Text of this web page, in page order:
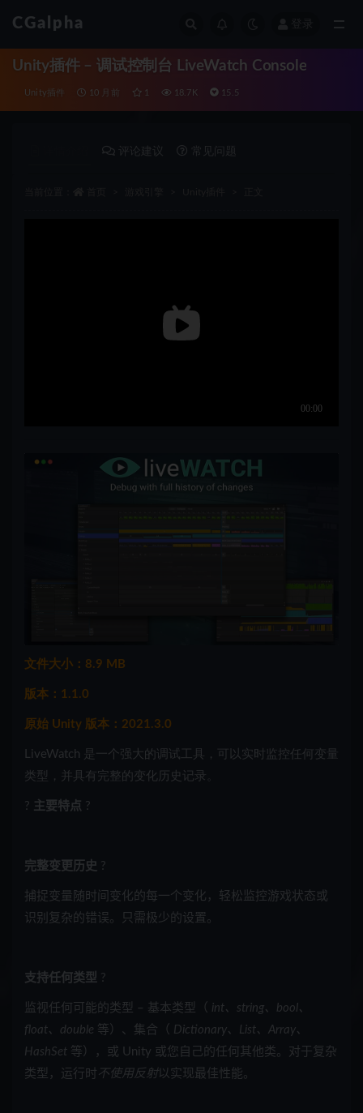
CGalpha
Unity插件 – 调试控制台 LiveWatch Console
Unity插件 10 月前 1 18.7K 15.5
评论建议 常见问题
文件大小：8.9 MB
版本：1.1.0
原始 Unity 版本：2021.3.0
LiveWatch 是一个强大的调试工具，可以实时监控任何变量
类型，并具有完整的变化历史记录。
? 主要特点 ?
完整变更历史 ?
捕捉变量随时间变化的每一个变化，轻松监控游戏状态或
识别复杂的错误。只需极少的设置。
支持任何类型 ?️
监视任何可能的类型 – 基本类型（ int、string、bool、
float、double 等）、集合（ Dictionary、List、Array、
HashSet 等），或 Unity 或您自己的任何其他类。对于复杂
类型，运行时 不使用反射以实现最佳性能。